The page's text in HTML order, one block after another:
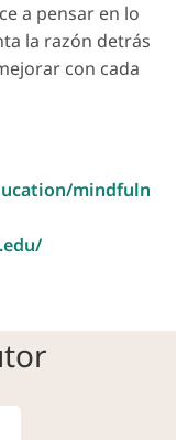
a pensar en lo
la razón detrás
con cada
mindfuln